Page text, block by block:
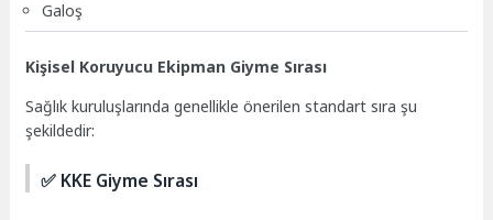
Galoş
Kişisel Koruyucu Ekipman Giyme Sırası
Sağlık kuruluşlarında genellikle önerilen standart sıra şu
şekildedir:
✅ KKE Giyme Sırası